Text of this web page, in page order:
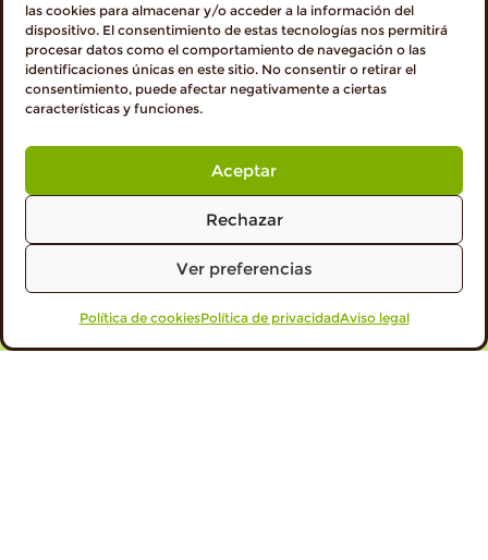
las cookies para almacenar y/o acceder a la información del
dispositivo. El consentimiento de estas tecnologías nos permitirá
procesar datos como el comportamiento de navegación o las
identificaciones únicas en este sitio. No consentir o retirar el
consentimiento, puede afectar negativamente a ciertas
características y funciones.
Aceptar
Rechazar
Ver preferencias
Política de cookiesPolítica de privacidadAviso legal
VISITA PROFESIONALES